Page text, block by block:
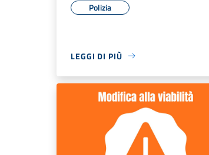
Polizia
LEGGI DI PIÙ